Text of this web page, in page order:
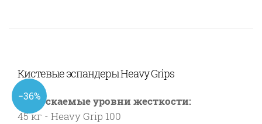
−36%
Кистевые эспандеры Heavy Grips
Выпускаемые уровни жесткости:
45 кг - Heavy Grip 100